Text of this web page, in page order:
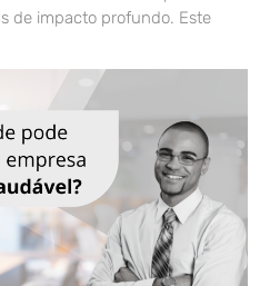
de impacto profundo. Este